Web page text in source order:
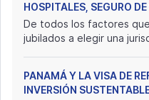
HOSPITALES, SEGURO
De todos los factores
jubilados a elegir una
PANAMÁ Y LA VISA DE
INVERSIÓN